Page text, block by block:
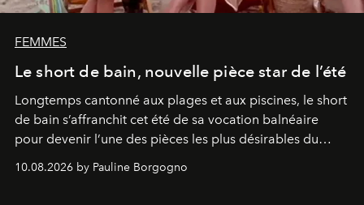
FEMMES
Le short de bain, nouvelle pièce star de l’été
Longtemps cantonné aux plages et aux piscines, le short
de bain s’affranchit cet été de sa vocation balnéaire
pour devenir l’une des pièces les plus désirables du
10.08.2026 by Pauline Borgogno